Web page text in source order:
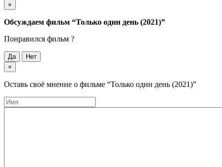
×
Обсуждаем фильм “Только один день (2021)”
Понравился фильм ?
Да
Нет
×
Оставь своё мнение о фильме “Только один день (2021)”